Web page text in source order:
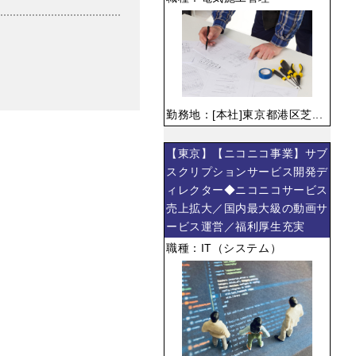
勤務地：[本社]東京都港区芝...
【東京】【ニコニコ事業】サブ
スクリプションサービス開発デ
ィレクター◆ニコニコサービス
売上拡大／国内最大級の動画サ
ービス運営／福利厚生充実
職種：IT（システム）